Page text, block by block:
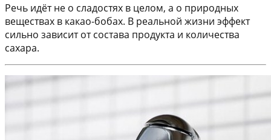
Речь идёт не о сладостях в целом, а о природных
веществах в какао-бобах. В реальной жизни эффект
сильно зависит от состава продукта и количества
сахара.